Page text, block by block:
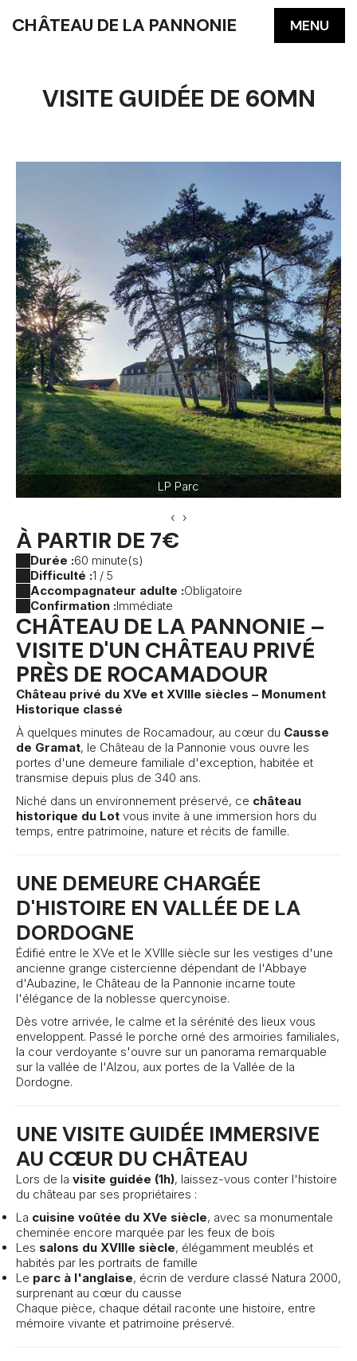
CHÂTEAU DE LA PANNONIE MENU
VISITE GUIDÉE DE 60MN
LP Parc
‹ ›
À PARTIR DE 7€
Durée :60 minute(s)
Difficulté :1 / 5
Accompagnateur adulte :Obligatoire
Confirmation :Immédiate
CHÂTEAU DE LA PANNONIE –
VISITE D'UN CHÂTEAU PRIVÉ
PRÈS DE ROCAMADOUR
Château privé du XVe et XVIIIe siècles – Monument
Historique classé
À quelques minutes de Rocamadour, au cœur du Causse
de Gramat, le Château de la Pannonie vous ouvre les
portes d'une demeure familiale d'exception, habitée et
transmise depuis plus de 340 ans.
Niché dans un environnement préservé, ce château
historique du Lot vous invite à une immersion hors du
temps, entre patrimoine, nature et récits de famille.
UNE DEMEURE CHARGÉE
D'HISTOIRE EN VALLÉE DE LA
DORDOGNE
Édifié entre le XVe et le XVIIIe siècle sur les vestiges d'une
ancienne grange cistercienne dépendant de l'Abbaye
d'Aubazine, le Château de la Pannonie incarne toute
l'élégance de la noblesse quercynoise.
Dès votre arrivée, le calme et la sérénité des lieux vous
enveloppent. Passé le porche orné des armoiries familiales,
la cour verdoyante s'ouvre sur un panorama remarquable
sur la vallée de l'Alzou, aux portes de la Vallée de la
Dordogne.
UNE VISITE GUIDÉE IMMERSIVE
AU CŒUR DU CHÂTEAU
Lors de la visite guidée (1h), laissez-vous conter l'histoire
du château par ses propriétaires :
La cuisine voûtée du XVe siècle, avec sa monumentale
cheminée encore marquée par les feux de bois
Les salons du XVIIIe siècle, élégamment meublés et
habités par les portraits de famille
Le parc à l'anglaise, écrin de verdure classé Natura 2000,
surprenant au cœur du causse
Chaque pièce, chaque détail raconte une histoire, entre
mémoire vivante et patrimoine préservé.